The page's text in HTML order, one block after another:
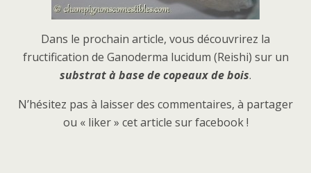
Dans le prochain article, vous découvrirez la
fructification de Ganoderma lucidum (Reishi) sur un
substrat à base de copeaux de bois.
N’hésitez pas à laisser des commentaires, à partager
ou « liker » cet article sur facebook !